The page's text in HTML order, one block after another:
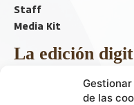
de las
Staff
Media Kit
La edición
Descargar último
ir a hemeroteca